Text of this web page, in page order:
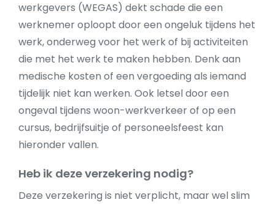
werkgevers (WEGAS) dekt schade die een
werknemer oploopt door een ongeluk tijdens het
werk, onderweg voor het werk of bij activiteiten
die met het werk te maken hebben. Denk aan
medische kosten of een vergoeding als iemand
tijdelijk niet kan werken. Ook letsel door een
ongeval tijdens woon-werkverkeer of op een
cursus, bedrijfsuitje of personeelsfeest kan
hieronder vallen.
Heb ik deze verzekering nodig?
Deze verzekering is niet verplicht, maar wel slim